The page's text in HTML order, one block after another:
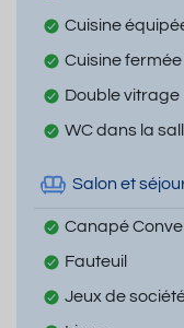
Cuisine
Cuisine fermée
Double vitrage
WC dans la
Salon et
Canapé
Fauteuil
Jeux de